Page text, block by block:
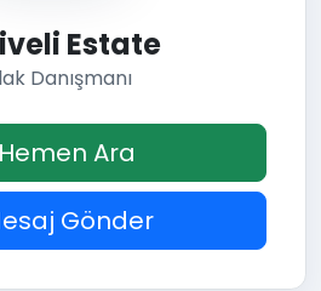
Estate
Danışmanı
Hemen Ara
Gönder